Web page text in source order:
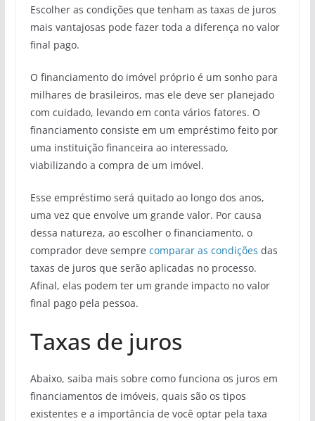
Escolher as condições que tenham as taxas de juros
mais vantajosas pode fazer toda a diferença no valor
final pago.
O financiamento do imóvel próprio é um sonho para
milhares de brasileiros, mas ele deve ser planejado
com cuidado, levando em conta vários fatores. O
financiamento consiste em um empréstimo feito por
uma instituição financeira ao interessado,
viabilizando a compra de um imóvel.
Esse empréstimo será quitado ao longo dos anos,
uma vez que envolve um grande valor. Por causa
dessa natureza, ao escolher o financiamento, o
comprador deve sempre comparar as condições das
taxas de juros que serão aplicadas no processo.
Afinal, elas podem ter um grande impacto no valor
final pago pela pessoa.
Taxas de juros
Abaixo, saiba mais sobre como funciona os juros em
financiamentos de imóveis, quais são os tipos
existentes e a importância de você optar pela taxa